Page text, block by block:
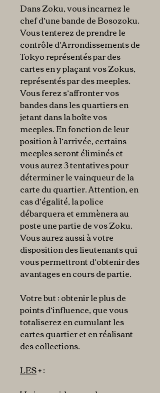
Dans Zoku, vous incarnez le
chef d’une bande de Bosozoku.
Vous tenterez de prendre le
contrôle d’Arrondissements de
Tokyo représentés par des
cartes en y plaçant vos Zokus,
représentés par des meeples.
Vous ferez s’affronter vos
bandes dans les quartiers en
jetant dans la boîte vos
meeples. En fonction de leur
position à l’arrivée, certains
meeples seront éliminés et
vous aurez 3 tentatives pour
déterminer le vainqueur de la
carte du quartier. Attention, en
cas d’égalité, la police
débarquera et emmènera au
poste une partie de vos Zoku.
Vous aurez aussi à votre
disposition des lieutenants qui
vous permettront d’obtenir des
avantages en cours de partie.
Votre but : obtenir le plus de
points d’influence, que vous
totaliserez en cumulant les
cartes quartier et en réalisant
des collections.
LES+ :